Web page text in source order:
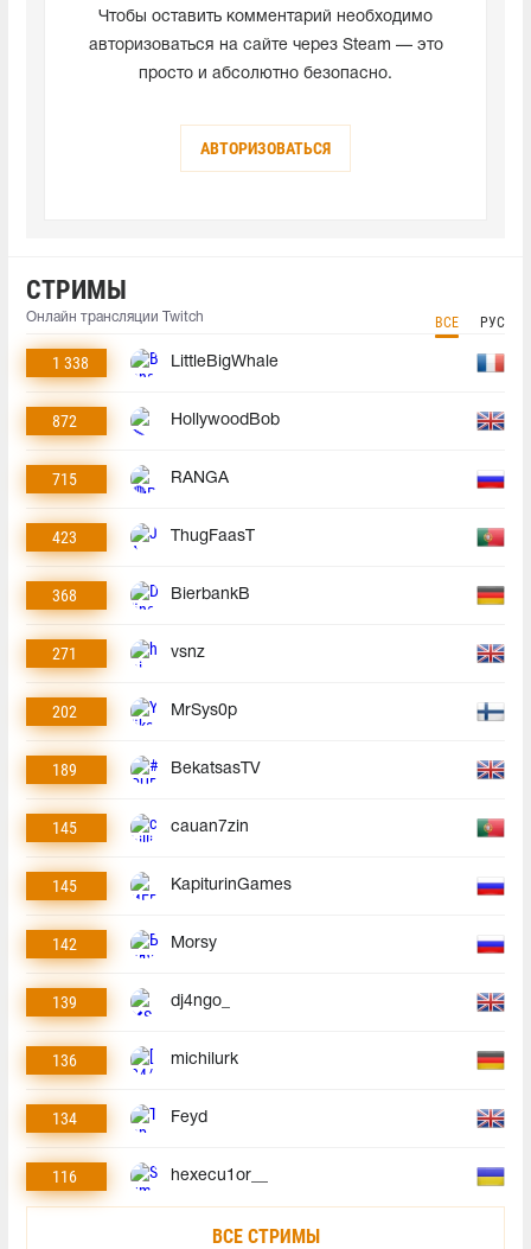
Чтобы оставить комментарий необходимо
авторизоваться на сайте через Steam — это
просто и абсолютно безопасно.
АВТОРИЗОВАТЬСЯ
СТРИМЫ
Онлайн трансляции Twitch ВСЕ РУС
1 338 LittleBigWhale
872 HollywoodBob
715 RANGA
423 ThugFaasT
368 BierbankB
271 vsnz
202 MrSys0p
189 BekatsasTV
145 cauan7zin
145 KapiturinGames
142 Morsy
139 dj4ngo_
136 michilurk
134 Feyd
116 hexecu1or__
ВСЕ СТРИМЫ